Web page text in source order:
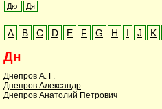
Дю
Дя
A B C D E F G H I J K
Дн
Днепров А. Г.
Днепров Александр
Днепров Анатолий Петрович